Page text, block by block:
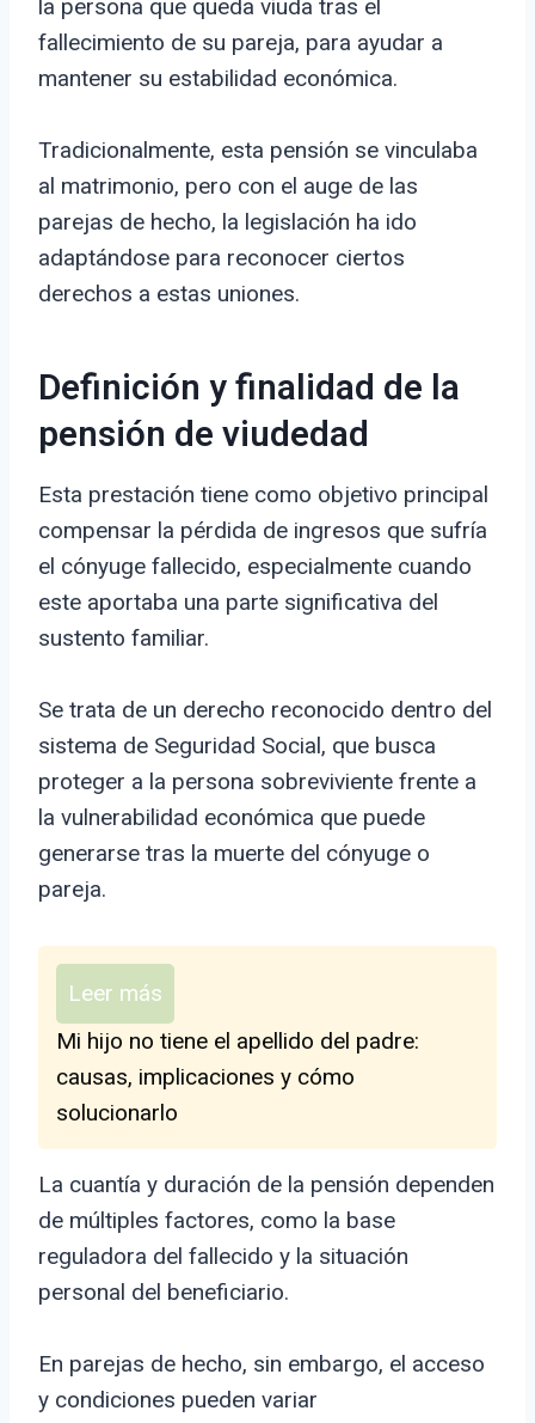
la persona que queda viuda tras el
fallecimiento de su pareja, para ayudar a
mantener su estabilidad económica.
Tradicionalmente, esta pensión se vinculaba
al matrimonio, pero con el auge de las
parejas de hecho, la legislación ha ido
adaptándose para reconocer ciertos
derechos a estas uniones.
Definición y finalidad de la
pensión de viudedad
Esta prestación tiene como objetivo principal
compensar la pérdida de ingresos que sufría
el cónyuge fallecido, especialmente cuando
este aportaba una parte significativa del
sustento familiar.
Se trata de un derecho reconocido dentro del
sistema de Seguridad Social, que busca
proteger a la persona sobreviviente frente a
la vulnerabilidad económica que puede
generarse tras la muerte del cónyuge o
pareja.
Leer más
Mi hijo no tiene el apellido del padre:
causas, implicaciones y cómo
solucionarlo
La cuantía y duración de la pensión dependen
de múltiples factores, como la base
reguladora del fallecido y la situación
personal del beneficiario.
En parejas de hecho, sin embargo, el acceso
y condiciones pueden variar